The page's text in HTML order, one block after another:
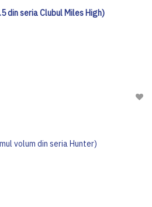
din seria Clubul Miles High)